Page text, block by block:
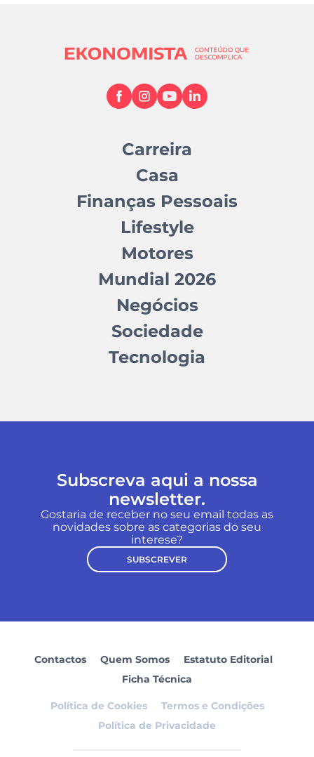
Carreira
Casa
Finanças Pessoais
Lifestyle
Motores
Mundial 2026
Negócios
Sociedade
Tecnologia
Subscreva aqui a nossa
newsletter.
Gostaria de receber no seu email todas as
novidades sobre as categorias do seu
interese?
SUBSCREVER
Contactos Quem Somos
Estatuto Editorial
Ficha Técnica
Política de Cookies
Termos e Condições
Política de Privacidade